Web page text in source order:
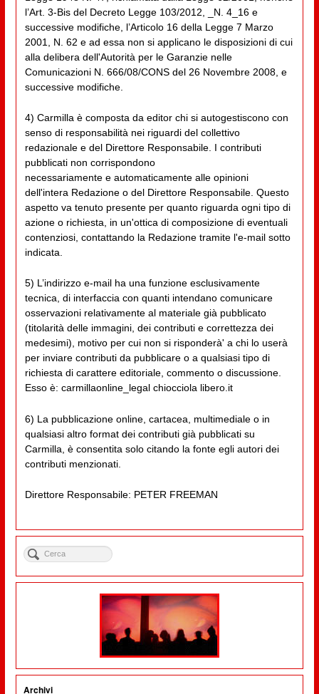
l’Art. 3-Bis del Decreto Legge 103/2012, _N. 4_16 e
successive modifiche, l’Articolo 16 della Legge 7 Marzo
2001, N. 62 e ad essa non si applicano le disposizioni di cui
alla delibera dell'Autorità per le Garanzie nelle
Comunicazioni N. 666/08/CONS del 26 Novembre 2008, e
successive modifiche.
4) Carmilla è composta da editor chi si autogestiscono con
senso di responsabilità nei riguardi del collettivo
redazionale e del Direttore Responsabile. I contributi
pubblicati non corrispondono
necessariamente e automaticamente alle opinioni
dell'intera Redazione o del Direttore Responsabile. Questo
aspetto va tenuto presente per quanto riguarda ogni tipo di
azione o richiesta, in un'ottica di composizione di eventuali
contenziosi, contattando la Redazione tramite l'e-mail sotto
indicata.
5) L’indirizzo e-mail ha una funzione esclusivamente
tecnica, di interfaccia con quanti intendano comunicare
osservazioni relativamente al materiale già pubblicato
(titolarità delle immagini, dei contributi e correttezza dei
medesimi), motivo per cui non si risponderà' a chi lo userà
per inviare contributi da pubblicare o a qualsiasi tipo di
richiesta di carattere editoriale, commento o discussione.
Esso è: carmillaonline_legal chiocciola libero.it
6) La pubblicazione online, cartacea, multimediale o in
qualsiasi altro format dei contributi già pubblicati su
Carmilla, è consentita solo citando la fonte egli autori dei
contributi menzionati.
Direttore Responsabile: PETER FREEMAN
Archivi